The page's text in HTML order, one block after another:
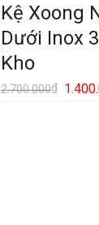
là:
Kệ Xoong
Dưới Inox
Kho
2.700.000₫ Giá